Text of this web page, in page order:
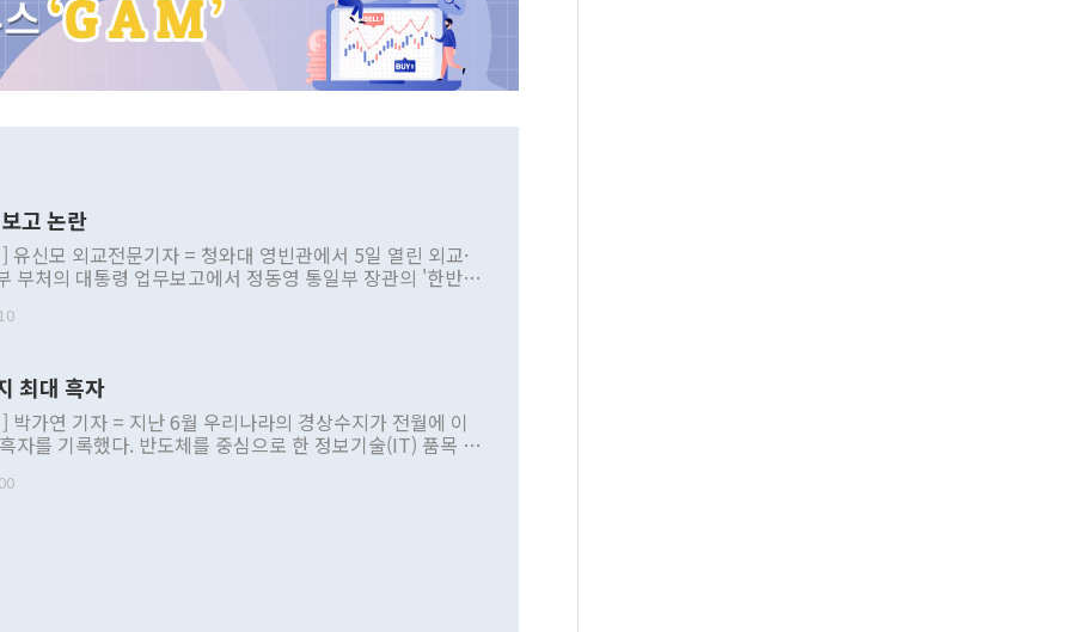
고 논란
유신모 외교전문기자 = 청와대 영빈관에서 5일 열린 외교·
부처의 대통령 업무보고에서 정동영 통일부 장관의 '한반도
부 내 조율을 거치지 않은 사안을 정책으로 추진하겠다고 공
근거한 비현실적 구상'이라는 비판을 내놨다. 그동안 정 장
관련 발언이 물의를 빚은 적은 여러 번 있지만 대통령과 유
공개적으로 부정적 입장을 표명한 것은 이례적이다. 정 장
북 접근법과 월권을 제어해야 한다는 목소리도 높아지고 있
최대 흑자
박가연 기자 = 지난 6월 우리나라의 경상수지가 전월에 이
자를 기록했다. 반도체를 중심으로 한 정보기술(IT) 품목 수
르